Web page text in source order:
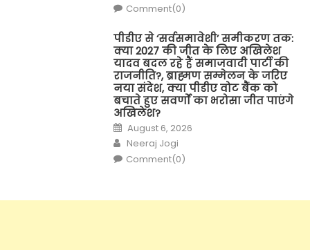
Comment(0)
पीडीए से ‘सर्वसमावेशी’ समीकरण तक:
क्या 2027 की जीत के लिए अखिलेश
यादव बदल रहे हैं समाजवादी पार्टी की
राजनीति?, ब्राह्मण सम्मेलन के जरिए
नया संदेश, क्या पीडीए वोट बैंक को
बचाते हुए सवर्णों का भरोसा जीत पाएंगे
अखिलेश?
Posted
on
August 6, 2026
Author
Neeraj Jogi
Comment(0)